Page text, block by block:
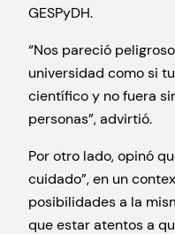
GESPyDH.
“Nos pareció
universidad como si
científico y no fuera
personas”, advirtió.
Por otro lado, opinó
cuidado”, en un
posibilidades a la
que estar atentos a